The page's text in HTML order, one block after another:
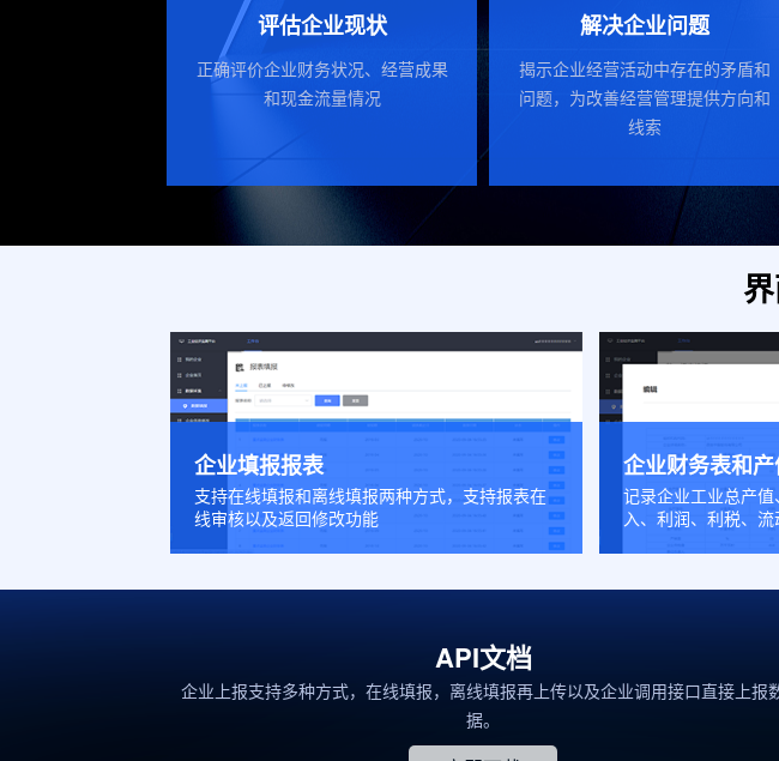
评估企业现状
正确评价企业财务状况、经营成果
和现金流量情况
解决企业问题
揭示企业经营活动中存在的矛盾和
问题，为改善经营管理提供方向和
线索
企业填报报表
支持在线填报和离线填报两种方式，支持报表在
线审核以及返回修改功能
企业财务表和
记录企业工业总产
入、利润、利税、
API文档
企业上报支持多种方式，在线填报，离线填报再上传以及企业调用接口直接上报
据。